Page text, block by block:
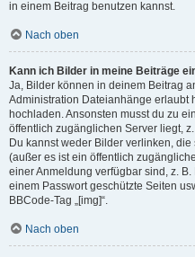
in einem Beitrag benutzen kannst.
Nach oben
Kann ich Bilder in meine Beiträge
Ja, Bilder können in deinem Beitrag
Administration Dateianhänge erlaubt
hochladen. Ansonsten musst du zu
öffentlich zugänglichen Server liegt,
Du kannst weder Bilder verlinken,
(außer es ist ein öffentlich
einer Anmeldung verfügbar sind, z.
einem Passwort geschützte Seiten
BBCode-Tag „[img]“.
Nach oben